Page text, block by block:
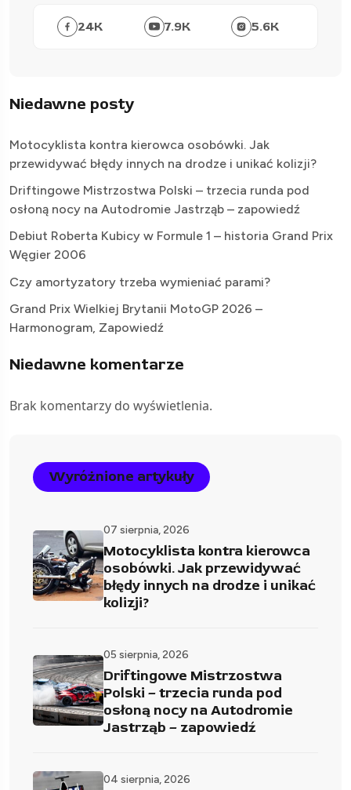
24K 7.9K 5.6K
Niedawne posty
Motocyklista kontra kierowca osobówki. Jak
przewidywać błędy innych na drodze i unikać kolizji?
Driftingowe Mistrzostwa Polski – trzecia runda pod
osłoną nocy na Autodromie Jastrząb – zapowiedź
Debiut Roberta Kubicy w Formule 1 – historia Grand Prix
Węgier 2006
Czy amortyzatory trzeba wymieniać parami?
Grand Prix Wielkiej Brytanii MotoGP 2026 –
Harmonogram, Zapowiedź
Niedawne komentarze
Brak komentarzy do wyświetlenia.
Wyróżnione artykuły
07 sierpnia, 2026
Motocyklista kontra kierowca
osobówki. Jak przewidywać
błędy innych na drodze i unikać
kolizji?
05 sierpnia, 2026
Driftingowe Mistrzostwa
Polski – trzecia runda pod
osłoną nocy na Autodromie
Jastrząb – zapowiedź
04 sierpnia, 2026